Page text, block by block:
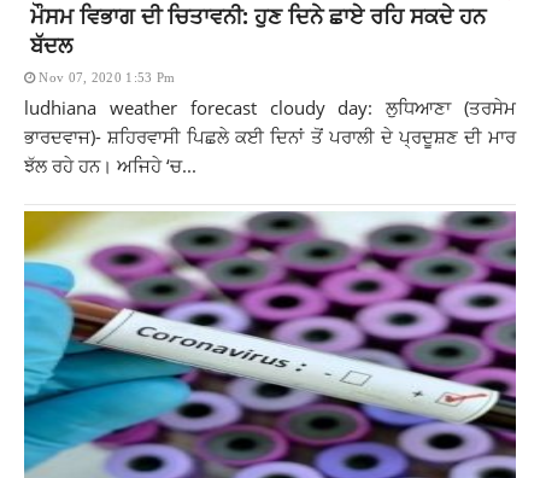
ਮੌਸਮ ਵਿਭਾਗ ਦੀ ਚਿਤਾਵਨੀ: ਹੁਣ ਦਿਨੇ ਛਾਏ ਰਹਿ ਸਕਦੇ ਹਨ
ਬੱਦਲ
Nov 07, 2020 1:53 Pm
ludhiana weather forecast cloudy day: ਲੁਧਿਆਣਾ (ਤਰਸੇਮ
ਭਾਰਦਵਾਜ)- ਸ਼ਹਿਰਵਾਸੀ ਪਿਛਲੇ ਕਈ ਦਿਨਾਂ ਤੋਂ ਪਰਾਲੀ ਦੇ ਪ੍ਰਦੂਸ਼ਣ ਦੀ ਮਾਰ
ਝੱਲ ਰਹੇ ਹਨ। ਅਜਿਹੇ ‘ਚ...